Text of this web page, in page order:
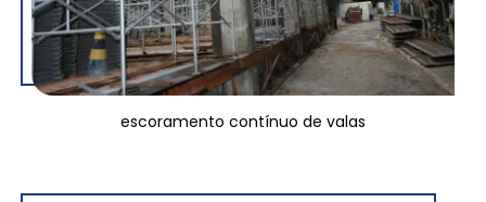
escoramento contínuo de valas